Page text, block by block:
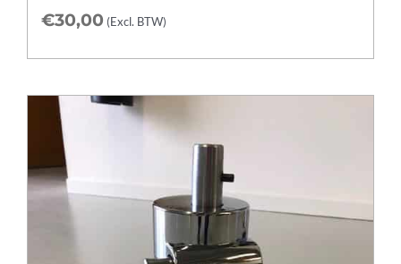
€30,00 (Excl. BTW)